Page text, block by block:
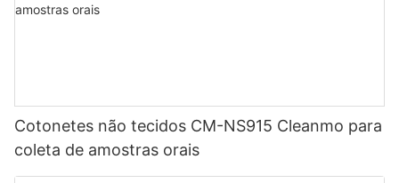
Cotonetes não tecidos CM-NS915 Cleanmo para
coleta de amostras orais